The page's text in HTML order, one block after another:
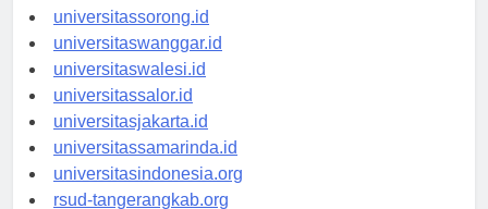
universitasmanokwari.id
universitassorong.id
universitaswanggar.id
universitaswalesi.id
universitassalor.id
universitasjakarta.id
universitassamarinda.id
universitasindonesia.org